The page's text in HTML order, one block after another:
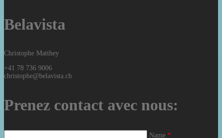
Belavista
Christophe Matthey
+41 78 736 9006
christophe@belavista.ch
Prenez contact avec nous:
Name *